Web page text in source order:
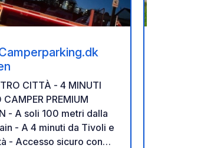
CITTÀ - 4 MINUTI
CAMPER PREMIUM
- A 4 minuti da Tivoli e
- Accesso sicuro con